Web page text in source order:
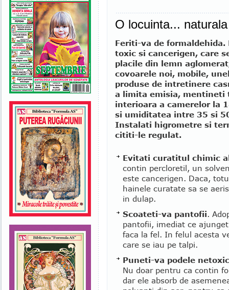
O locuinta... naturala
Feriti-va de formaldehida.
toxic si cancerigen, care
placile din lemn
covoarele noi, mobile,
produse de intretinere
a limita emisia, mentineti
interioara a camerelor la
si umiditatea intre 35 si
Instalati higrometre si
cititi-le regulat.
Evitati curatitul chimic
contin percloretil, un
este cancerigen. Daca,
hainele curatate sa se
in dulap.
Scoateti-va pantofii.
pantofii, imediat ce
faca la fel. In felul acesta
care se iau pe talpi.
Puneti-va podele
Nu doar pentru ca contin
dar ele absorb de